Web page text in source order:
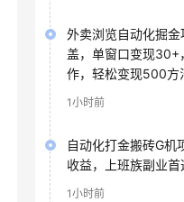
外卖浏览自动化掘
盖，单窗口变现30+
作，轻松变现500方
1小时前
自动化打金搬砖G机
收益，上班族副业首
1小时前